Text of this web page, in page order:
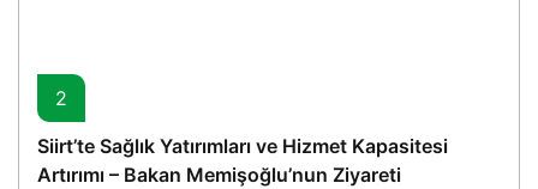
2
Siirt’te Sağlık Yatırımları ve Hizmet Kapasitesi
Artırımı – Bakan Memişoğlu’nun Ziyareti